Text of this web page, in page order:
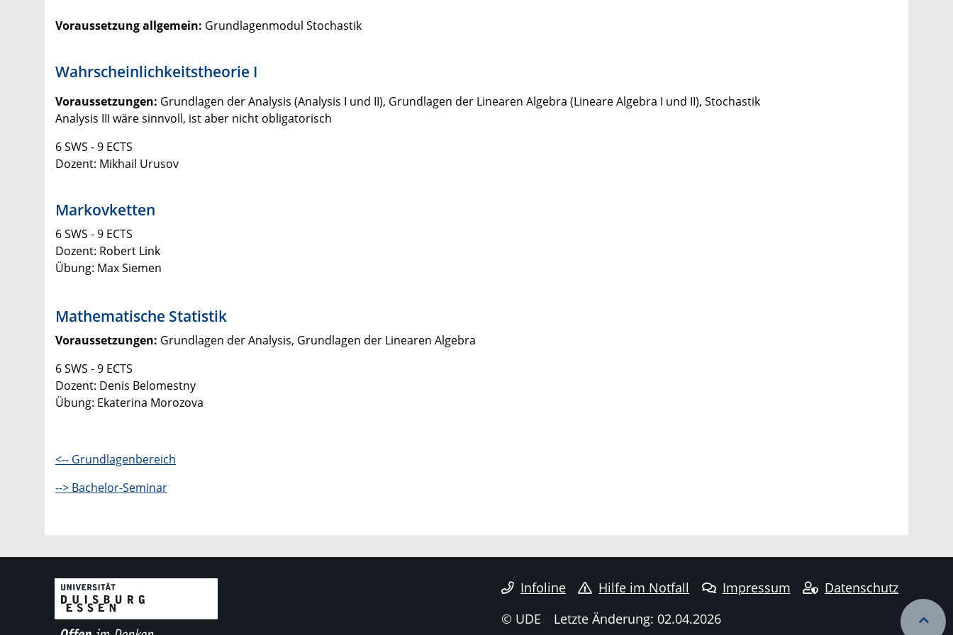
Voraussetzung allgemein: Grundlagenmodul Stochastik
Wahrscheinlichkeitstheorie I
Voraussetzungen: Grundlagen der Analysis (Analysis I und II), Grundlagen der Linearen Algebra (Lineare Algebra I und II), Stochastik
Analysis III wäre sinnvoll, ist aber nicht obligatorisch
6 SWS - 9 ECTS
Dozent: Mikhail Urusov
Markovketten
6 SWS - 9 ECTS
Dozent: Robert Link
Übung: Max Siemen
Mathematische Statistik
Voraussetzungen: Grundlagen der Analysis, Grundlagen der Linearen Algebra
6 SWS - 9 ECTS
Dozent: Denis Belomestny
Übung: Ekaterina Morozova
<-- Grundlagenbereich
--> Bachelor-Seminar
Infoline Hilfe im Notfall Impressum
Datenschutz
© UDE
Letzte Änderung: 02.04.2026